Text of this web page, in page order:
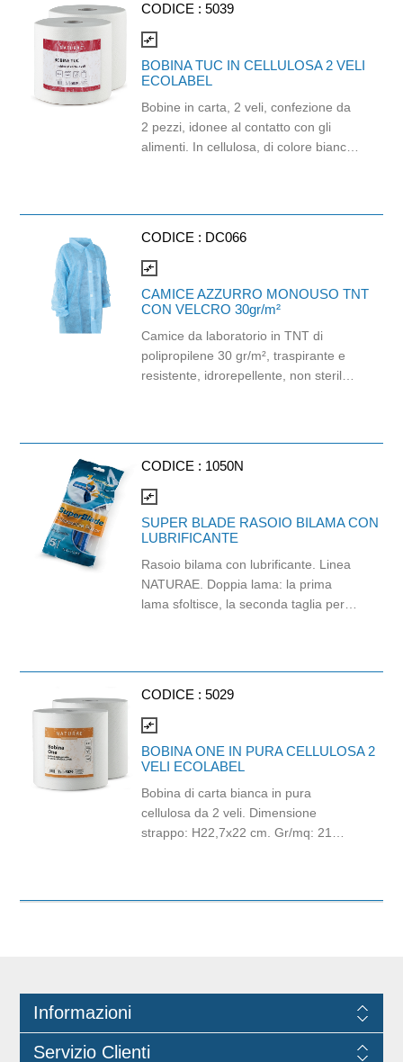
CODICE : 5039
compare_arrows
BOBINA TUC IN CELLULOSA 2 VELI
ECOLABEL
Bobine in carta, 2 veli, confezione da
2 pezzi, idonee al contatto con gli
alimenti. In cellulosa, di colore bianco
CODICE : DC066
compare_arrows
CAMICE AZZURRO MONOUSO TNT
CON VELCRO 30gr/m²
Camice da laboratorio in TNT di
polipropilene 30 gr/m², traspirante e
resistente, idrorepellente, non sterile.
CODICE : 1050N
compare_arrows
SUPER BLADE RASOIO BILAMA CON
LUBRIFICANTE
Rasoio bilama con lubrificante. Linea
NATURAE. Doppia lama: la prima
lama sfoltisce, la seconda taglia per
Blade ha il bordo ricurvo ed una
ergonomica dentatura. La sua forma
infatti assicura una rasatura
confortevole e dalla maggiore durata,
CODICE : 5029
compare_arrows
BOBINA ONE IN PURA CELLULOSA 2
VELI ECOLABEL
Bobina di carta bianca in pura
cellulosa da 2 veli. Dimensione
strappo: H22,7x22 cm. Gr/mq: 21
Informazioni
Servizio Clienti